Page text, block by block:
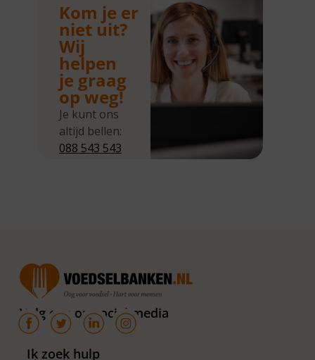
Kom je er
niet uit?
Wij
helpen
je graag
op weg!
Je kunt ons
altijd bellen:
088 543 543
van 10.00 –
16.00 uur. Op
de vrijdagen
zijn wij
bereikbaar
Volg ons op social media
Ik zoek hulp